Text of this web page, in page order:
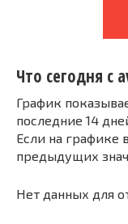
Что сегодня с
График
последние 14
Если на графике
предыдущих
Нет данных для